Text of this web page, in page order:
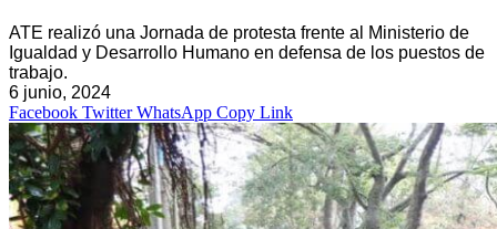
ATE realizó una Jornada de protesta frente al Ministerio de
Igualdad y Desarrollo Humano en defensa de los puestos de
trabajo.
6 junio, 2024
Facebook Twitter WhatsApp Copy Link